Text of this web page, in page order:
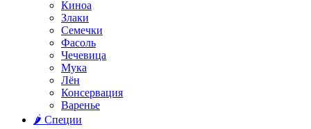
Киноа
Злаки
Семечки
Фасоль
Чечевица
Мука
Лён
Консервация
Варенье
🌶️ Специи